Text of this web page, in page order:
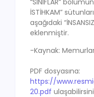
“SINIFLAR”
İSTİHKAM”
aşağıdaki
eklenmiştir.
-Kaynak:
PDF dosyasına:
https://
20.pdf